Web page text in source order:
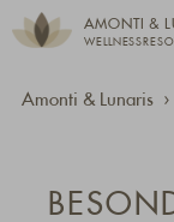
AMONTI &
Amonti & Lunaris